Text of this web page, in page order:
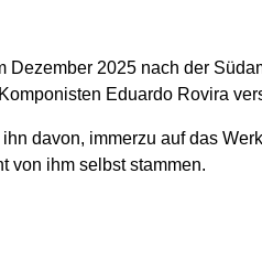
2025 nach der
Eduardo Rovira
davon, immerzu auf das
von ihm selbst stammen.